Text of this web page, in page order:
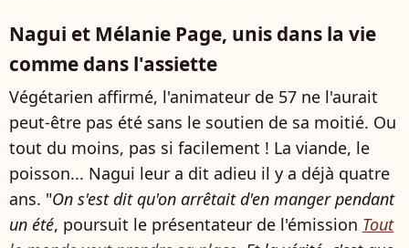
Nagui et Mélanie Page, unis dans la vie
comme dans l'assiette
Végétarien affirmé, l'animateur de 57 ne l'aurait
peut-être pas été sans le soutien de sa moitié. Ou
tout du moins, pas si facilement ! La viande, le
poisson... Nagui leur a dit adieu il y a déjà quatre
ans. "On s'est dit qu'on arrêtait d'en manger pendant
un été, poursuit le présentateur de l'émission Tout